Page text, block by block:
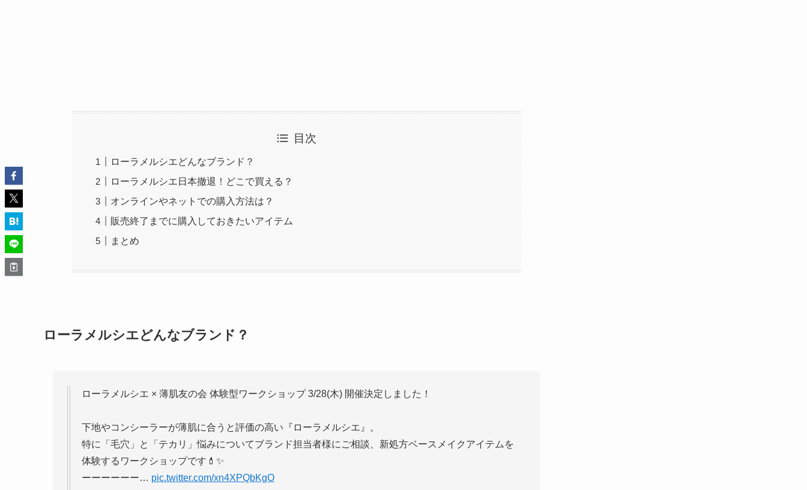
目次
ローラメルシエどんなブランド？
ローラメルシエ日本撤退！どこで買える？
オンラインやネットでの購入方法は？
販売終了までに購入しておきたいアイテム
まとめ
ローラメルシエどんなブランド？
ローラメルシエ × 薄肌友の会 体験型ワークショップ 3/28(木) 開催決定しました！
下地やコンシーラーが薄肌に合うと評価の高い『ローラメルシエ』。
特に「毛穴」と「テカリ」悩みについてブランド担当者様にご相談、新処方ベースメイクアイテムを
体験するワークショップです💄✨
ーーーーーー… pic.twitter.com/xn4XPQbKgO